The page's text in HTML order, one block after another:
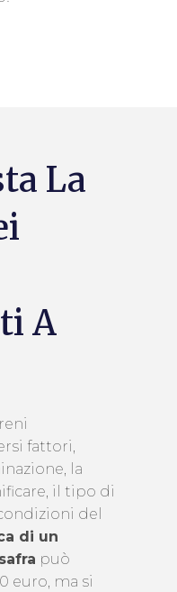
La
A
fattori,
la
il tipo di
del
di un
può
euro, ma si